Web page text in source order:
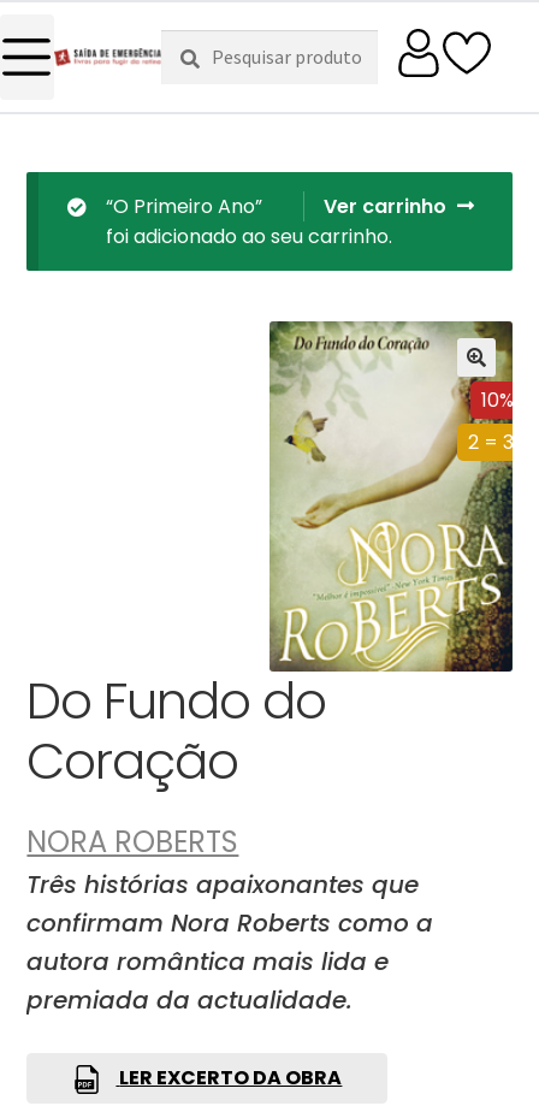
Pesquisar
por:
Pesquisa
Ver carrinho
“O Primeiro Ano”
foi adicionado ao seu carrinho.
10%
2 = 3
Do Fundo do
Coração
NORA ROBERTS
Três histórias apaixonantes que
confirmam Nora Roberts como a
autora romântica mais lida e
premiada da actualidade.
LER EXCERTO DA OBRA